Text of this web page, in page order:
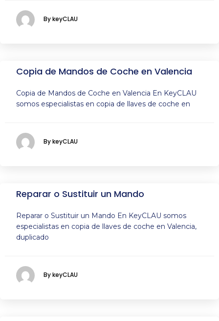
By keyCLAU
Copia de Mandos de Coche en Valencia
Copia de Mandos de Coche en Valencia En KeyCLAU
somos especialistas en copia de llaves de coche en
By keyCLAU
Reparar o Sustituir un Mando
Reparar o Sustituir un Mando En KeyCLAU somos
especialistas en copia de llaves de coche en Valencia,
duplicado
By keyCLAU